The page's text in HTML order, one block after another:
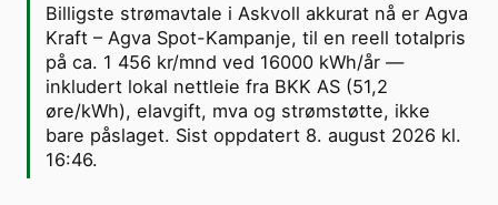
Billigste strømavtale i Askvoll akkurat nå er Agva
Kraft – Agva Spot-Kampanje, til en reell totalpris
på ca. 1 456 kr/mnd ved 16000 kWh/år —
inkludert lokal nettleie fra BKK AS (51,2
øre/kWh), elavgift, mva og strømstøtte, ikke
bare påslaget. Sist oppdatert 8. august 2026 kl.
16:46.